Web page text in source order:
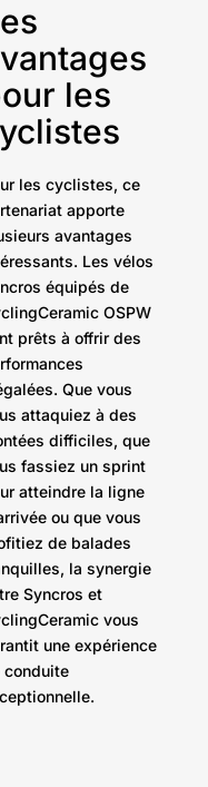
les
les cyclistes, ce
apporte
avantages
Les vélos
équipés de
OSPW
prêts à offrir des
Que vous
attaquiez à des
difficiles, que
fassiez un sprint
atteindre la ligne
ou que vous
de balades
la synergie
Syncros et
vous
une expérience
conduite